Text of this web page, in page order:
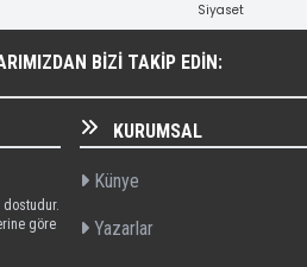
Siyaset
BIZI TAKIP EDIN:
dostudur.
göre
KURUMSAL
Künye
Yazarlar